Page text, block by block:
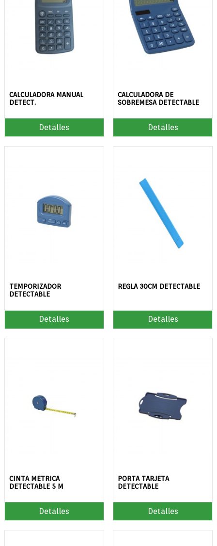
CALCULADORA MANUAL
DETECT.
Detalles
CALCULADORA DE
SOBREMESA DETECTABLE
Detalles
TEMPORIZADOR
DETECTABLE
Detalles
REGLA 30CM DETECTABLE
Detalles
CINTA METRICA
DETECTABLE 5 M
Detalles
PORTA TARJETA
DETECTABLE
Detalles